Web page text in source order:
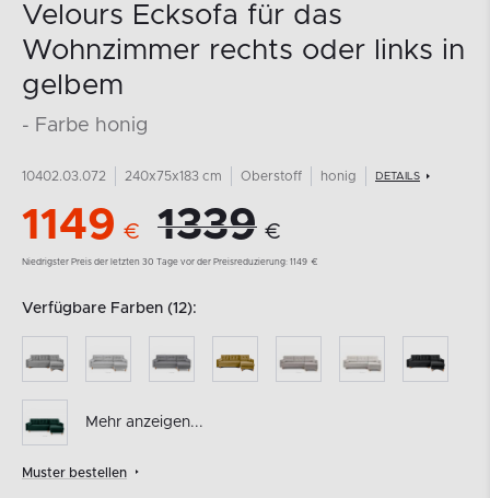
Velours Ecksofa für das
Wohnzimmer rechts oder links in
gelbem
- Farbe honig
10402.03.072 240x75x183 cm Oberstoff honig DETAILS
1149 € 1339 €
Niedrigster Preis der letzten 30 Tage vor der Preisreduzierung: 1149 €
Verfügbare Farben (12):
Mehr anzeigen...
Muster bestellen